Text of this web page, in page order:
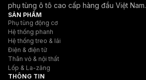
phụ tùng ô tô cao cấp hàng đầu Việt Nam.
SẢN PHẨM
Phụ tùng động cơ
Hệ thống phanh
Hệ thống treo & lái
Điện & điện tử
Thân vỏ & nội thất
Lốp & La-zăng
THÔNG TIN